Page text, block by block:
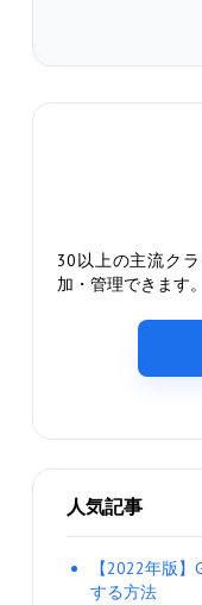
30以上の主流ク
加・管理できます。
人気記事
【2022年版
する方法